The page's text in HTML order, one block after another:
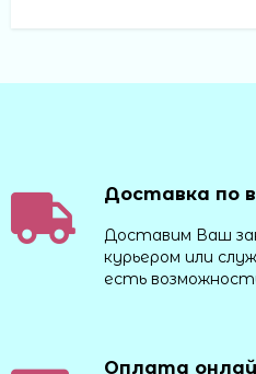
Доставка по
Доставим Ваш
курьером или
есть
Оплата